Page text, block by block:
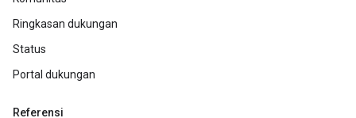
Ringkasan dukungan
Status
Portal dukungan
Referensi